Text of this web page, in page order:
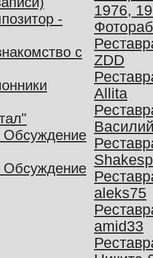
-
с
1976,
ZDD
Allita
aleks75
amid33